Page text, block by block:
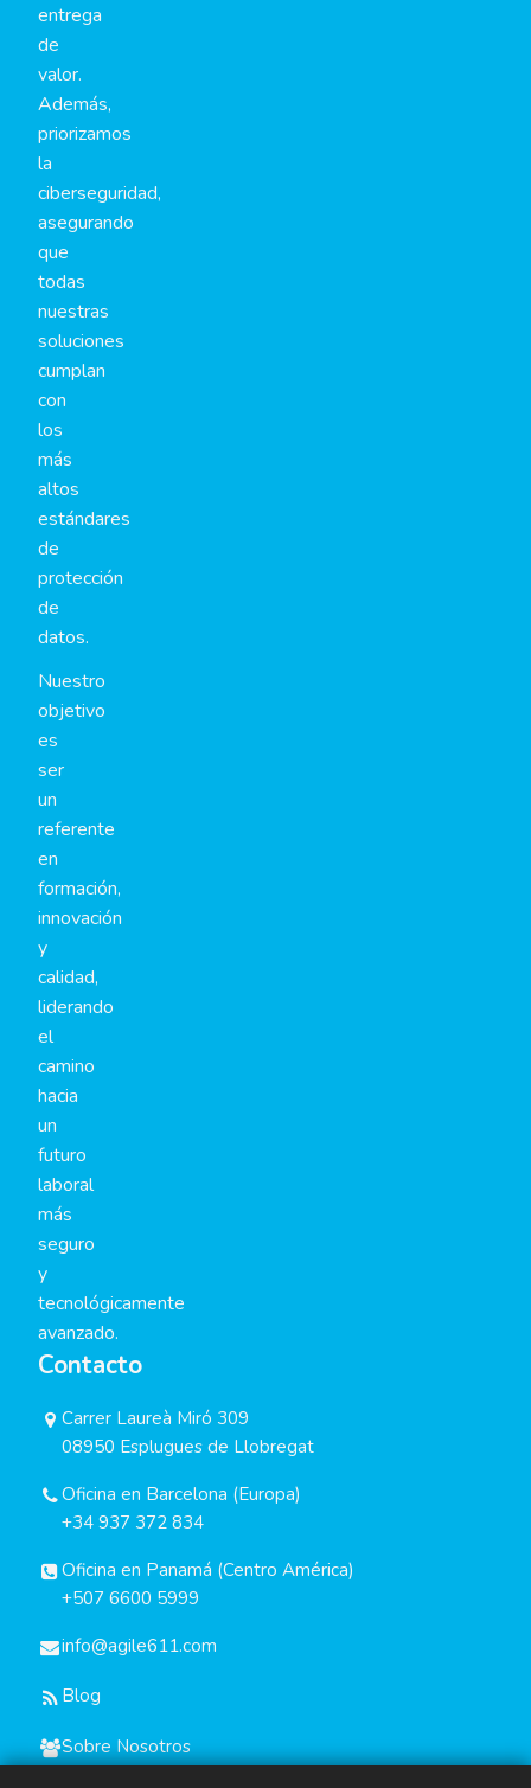
entrega
de
valor.
Además,
priorizamos
la
ciberseguridad,
asegurando
que
todas
nuestras
soluciones
cumplan
con
los
más
altos
estándares
de
protección
de
datos.
Nuestro
objetivo
es
ser
un
referente
en
formación,
innovación
y
calidad,
liderando
el
camino
hacia
un
futuro
laboral
más
seguro
y
tecnológicamente
avanzado.
Contacto
Carrer Laureà Miró 309
08950 Esplugues de Llobregat
Oficina en Barcelona (Europa)
+34 937 372 834
Oficina en Panamá (Centro América)
+507 6600 5999
info@agile611.com
Blog
Sobre Nosotros